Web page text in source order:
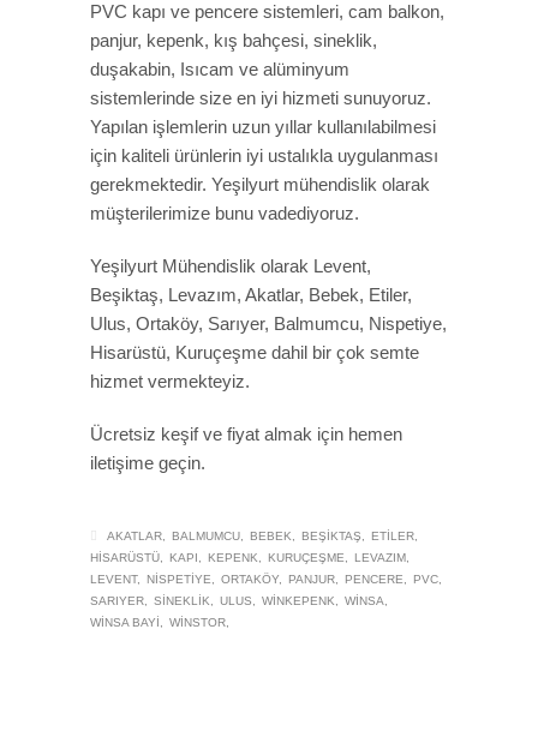
PVC kapı ve pencere sistemleri, cam balkon,
panjur, kepenk, kış bahçesi, sineklik,
duşakabin, Isıcam ve alüminyum
sistemlerinde size en iyi hizmeti sunuyoruz.
Yapılan işlemlerin uzun yıllar kullanılabilmesi
için kaliteli ürünlerin iyi ustalıkla uygulanması
gerekmektedir. Yeşilyurt mühendislik olarak
müşterilerimize bunu vadediyoruz.
Yeşilyurt Mühendislik olarak Levent,
Beşiktaş, Levazım, Akatlar, Bebek, Etiler,
Ulus, Ortaköy, Sarıyer, Balmumcu, Nispetiye,
Hisarüstü, Kuruçeşme dahil bir çok semte
hizmet vermekteyiz.
Ücretsiz keşif ve fiyat almak için hemen
iletişime geçin.
AKATLAR BALMUMCU BEBEK BEŞIKTAŞ
ETILER
HISARÜSTÜ
KAPI KEPENK KURUÇEŞME
LEVAZIM
LEVENT
NISPETIYE ORTAKÖY PANJUR PENCERE
PVC
SARIYER
SINEKLIK ULUS WINKEPENK
WINSA
WINSA BAYI
WINSTOR